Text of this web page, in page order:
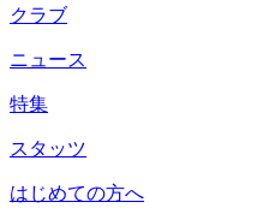
クラブ
ニュース
特集
スタッツ
はじめての方へ